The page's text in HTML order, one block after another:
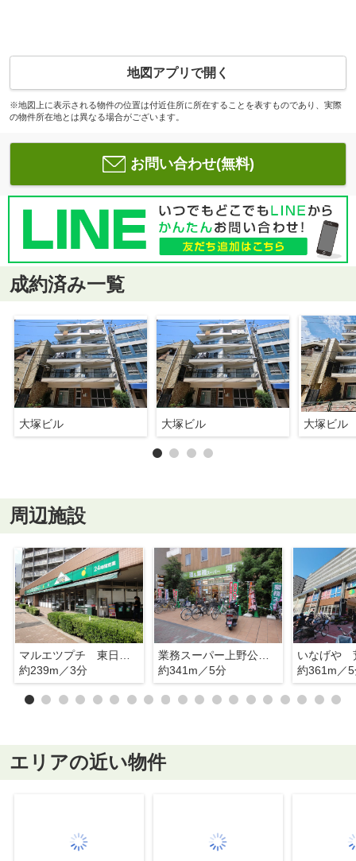
地図アプリで開く
※地図上に表示される物件の位置は付近住所に所在することを表すものであり、実際
の物件所在地とは異なる場合がございます。
お問い合わせ(無料)
成約済み一覧
大塚ビル 大塚ビル 大塚ビル
周辺施設
マルエツプチ 東日暮里店
約239m／3分
業務スーパー上野公園店
約341m／5分
約361m／
エリアの近い物件